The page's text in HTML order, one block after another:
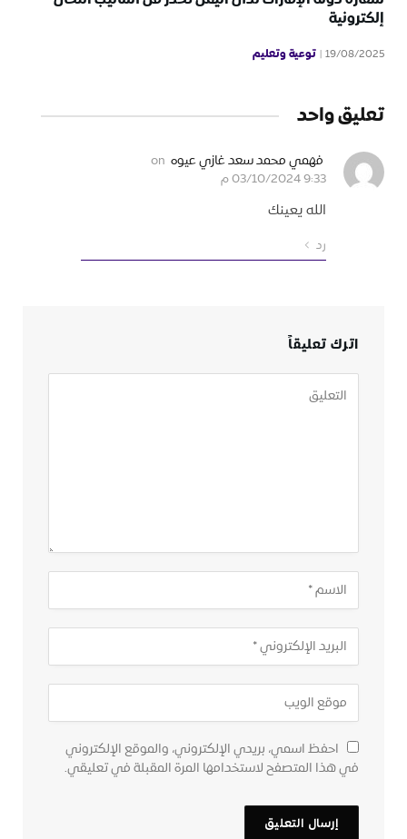
إلكترونية
19/08/2025 توعية وتعليم
تعليق واحد
فهمي محمد سعد غازي عيوه
03/10/2024 9:33 م
الله يعينك
رد
اترك تعليقاً
احفظ اسمي، بريدي الإلكتروني، والموقع الإلكتروني
في هذا المتصفح لاستخدامها المرة المقبلة في تعليقي.